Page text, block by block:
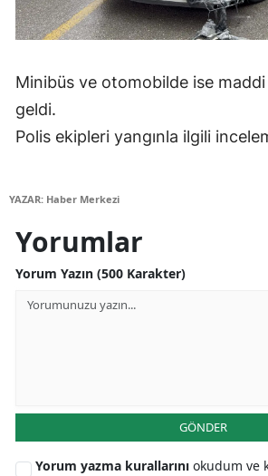
Minibüs ve otomobilde ise
geldi.
Polis ekipleri yangınla ilgili
YAZAR: Haber Merkezi
Yorumlar
Yorum Yazın (500 Karakter)
GÖNDER
Yorum yazma kurallarını okudum ve